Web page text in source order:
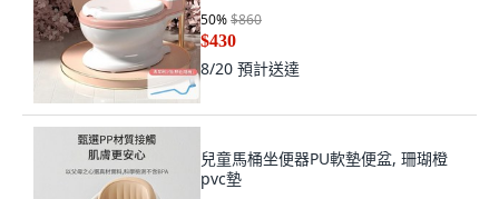
50%$860
$430
8/20 預計送達
兒童馬桶坐便器PU軟墊便盆, 珊瑚橙
pvc墊